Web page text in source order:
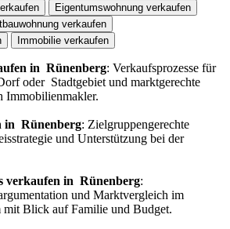
Eigentumswohnung verkaufen
verkaufen
Immobilie verkaufen
in Rünenberg: Verkaufsprozesse für
oder Stadtgebiet und marktgerechte
Immobilienmakler.
in Rünenberg: Zielgruppengerechte
und Unterstützung bei der
verkaufen in Rünenberg:
und Marktvergleich im
mit Blick auf Familie und Budget.